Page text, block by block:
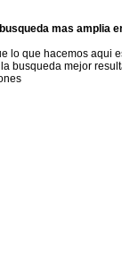
mas amplia
lo que hacemos aqui
busqueda mejor